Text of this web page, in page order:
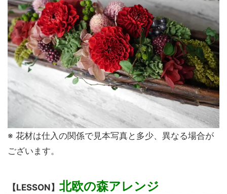
※ 花材は仕入の関係で見本写真と多少、異なる場合が
ございます。
【LESSON】 北欧の森アレンジ